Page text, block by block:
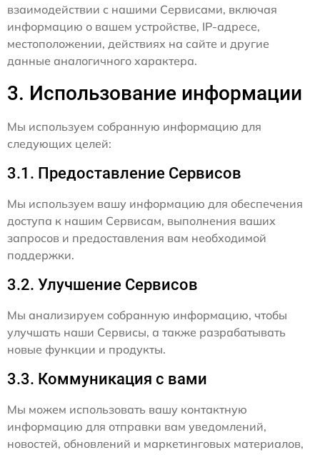
взаимодействии с нашими Сервисами, включая
информацию о вашем устройстве, IP-адресе,
местоположении, действиях на сайте и другие
данные аналогичного характера.
3. Использование информации
Мы используем собранную информацию для
следующих целей:
3.1. Предоставление Сервисов
Мы используем вашу информацию для обеспечения
доступа к нашим Сервисам, выполнения ваших
запросов и предоставления вам необходимой
поддержки.
3.2. Улучшение Сервисов
Мы анализируем собранную информацию, чтобы
улучшать наши Сервисы, а также разрабатывать
новые функции и продукты.
3.3. Коммуникация с вами
Мы можем использовать вашу контактную
информацию для отправки вам уведомлений,
новостей, обновлений и маркетинговых материалов,